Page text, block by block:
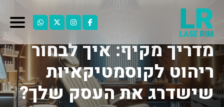
מדריך מקיף: איך לבחור
ריהוט לקוסמטיקאיות
שישדרג את העסק שלך?